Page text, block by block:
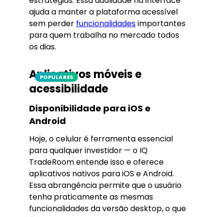
ajuda a manter a plataforma acessível
sem perder funcionalidadesimportantes
para quem trabalha no mercado todos
os dias.
POPULARES
Aplicativos móveis e
acessibilidade
Disponibilidade para iOS e
Android
Hoje, o celular é ferramenta essencial
para qualquer investidor — o IQ
TradeRoom entende isso e oferece
aplicativos nativos para iOS e Android.
Essa abrangência permite que o usuário
tenha praticamente as mesmas
funcionalidades da versão desktop, o que